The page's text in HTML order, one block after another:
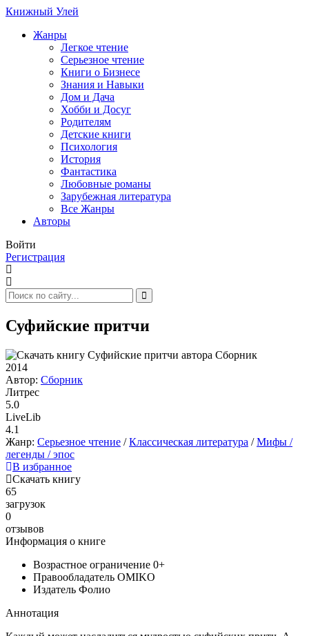
Книжный Улей
Жанры
Легкое чтение
Серьезное чтение
Книги о Бизнесе
Знания и Навыки
Дом и Дача
Хобби и Досуг
Родителям
Детские книги
Психология
История
Фантастика
Любовные романы
Зарубежная литература
Все Жанры
Авторы
Войти
Регистрация
Суфийские притчи
2014
Автор: Сборник
Литрес
5.0
LiveLib
4.1
Жанр: Серьезное чтение /Классическая литература /Мифы /
легенды / эпос
В избранное
Скачать книгу
65
загрузок
0
отзывов
Информация о книге
Возрастное ограничение 0+
Правообладатель OMIKO
Издатель Фолио
Аннотация